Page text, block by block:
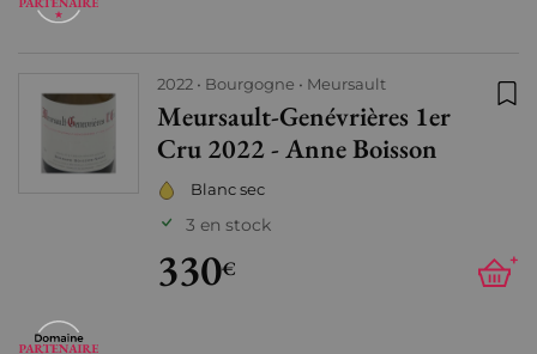
2022 Bourgogne Meursault
Meursault-Genévrières 1er
Cru 2022 - Anne Boisson
Blanc sec
3 en stock
330€ +